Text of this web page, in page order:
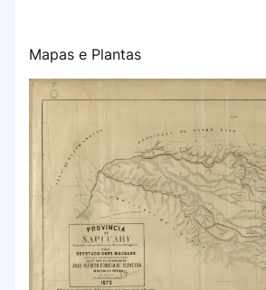
Mapas e Plantas